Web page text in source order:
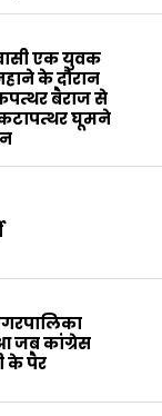
एक युवक
के दौरान
बैराज से
घूमने
जब कांग्रेस
के पैर